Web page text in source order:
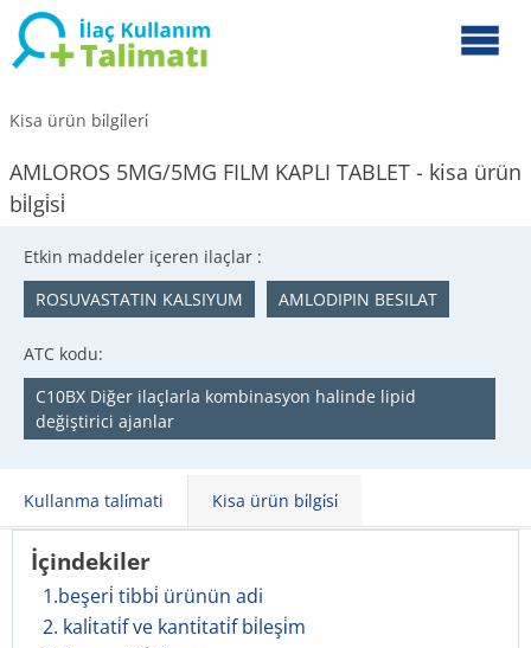
Kisa ürün bi̇lgi̇leri̇
AMLOROS 5MG/5MG FILM KAPLI TABLET - kisa ürün
bi̇lgi̇si̇
Etkin maddeler içeren ilaçlar :
ROSUVASTATIN KALSIYUM
AMLODIPIN BESILAT
ATC kodu:
C10BX Diğer ilaçlarla kombinasyon halinde lipid
değiştirici ajanlar
Kullanma tali̇mati Kisa ürün bi̇lgi̇si̇
İçindekiler
1.beşeri̇ tibbi̇ ürünün adi
2. kali̇tati̇f ve kanti̇tati̇f bi̇leşi̇m